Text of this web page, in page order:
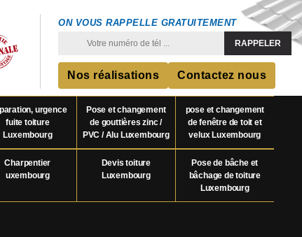
ON VOUS RAPPELLE GRATUITEMENT
Nos réalisations Contactez nous
urgence
fuite toiture
Luxembourg
Pose et changement
de gouttières zinc /
PVC / Alu Luxembourg
pose et changement
de fenêtre de toit et
velux Luxembourg
Charpentier
uxembourg
Devis toiture
Luxembourg
Pose de bâche et
bâchage de toiture
Luxembourg